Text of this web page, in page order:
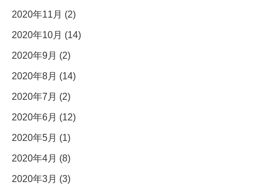
2020年11月 (2)
2020年10月 (14)
2020年9月 (2)
2020年8月 (14)
2020年7月 (2)
2020年6月 (12)
2020年5月 (1)
2020年4月 (8)
2020年3月 (3)